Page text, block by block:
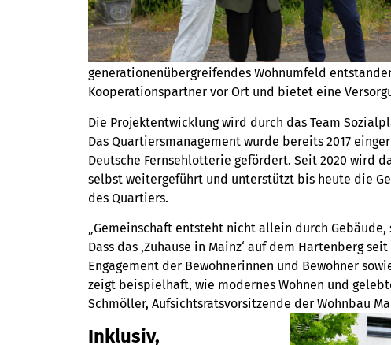
generationenübergreifendes Wohnumfeld
Kooperationspartner vor Ort und bietet eine
Die Projektentwicklung wird durch das Team
Das Quartiersmanagement wurde bereits 2017
Deutsche Fernsehlotterie gefördert. Seit 2020 wird
selbst weitergeführt und unterstützt bis heute die
des Quartiers.
„Gemeinschaft entsteht nicht allein durch
Dass das ‚Zuhause in Mainz‘ auf dem Hartenberg
Engagement der Bewohnerinnen und Bewohner
zeigt beispielhaft, wie modernes Wohnen und
Schmöller, Aufsichtsratsvorsitzende der Wohnbau
Inklusiv,